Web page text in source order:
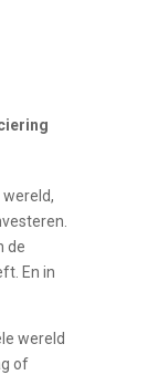
de
En in
wereld
of